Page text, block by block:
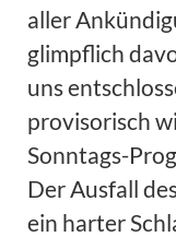
aller
glimpflich
uns
provisorisch
Sonntags-
Der Ausfall
ein harter